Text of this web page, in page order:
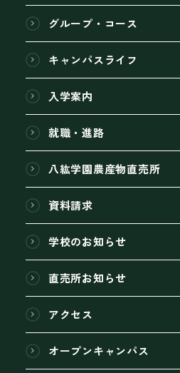
グループ・コース
キャンパスライフ
入学案内
就職・進路
八紘学園農産物直売所
資料請求
学校のお知らせ
直売所お知らせ
アクセス
オープンキャンパス